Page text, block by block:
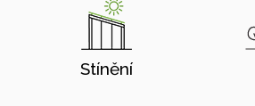
Stínění